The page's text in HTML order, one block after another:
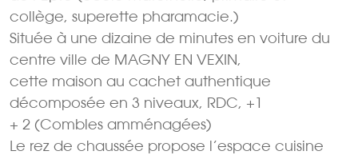
collège, superette pharamacie.)
Située à une dizaine de minutes en voiture du
centre ville de MAGNY EN VEXIN,
cette maison au cachet authentique
décomposée en 3 niveaux, RDC, +1
+ 2 (Combles amménagées)
Le rez de chaussée propose l’espace cuisine